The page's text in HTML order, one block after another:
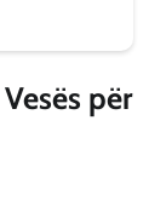
për